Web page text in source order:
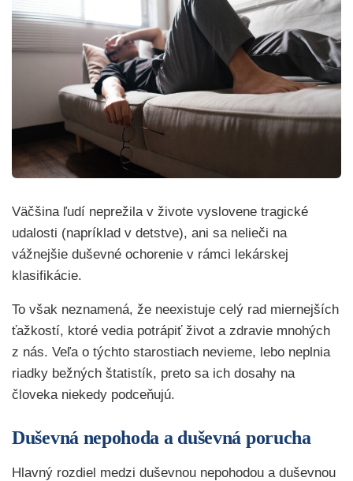
Väčšina ľudí neprežila v živote vyslovene tragické
udalosti (napríklad v detstve), ani sa nelieči na
vážnejšie duševné ochorenie v rámci lekárskej
klasifikácie.
To však neznamená, že neexistuje celý rad miernejších
ťažkostí, ktoré vedia potrápiť život a zdravie mnohých
z nás. Veľa o týchto starostiach nevieme, lebo neplnia
riadky bežných štatistík, preto sa ich dosahy na
človeka niekedy podceňujú.
Duševná nepohoda a duševná porucha
Hlavný rozdiel medzi duševnou nepohodou a duševnou